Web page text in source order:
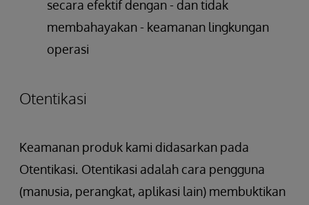
secara efektif dengan - dan tidak
membahayakan - keamanan lingkungan
operasi
Otentikasi
Keamanan produk kami didasarkan pada
Otentikasi. Otentikasi adalah cara pengguna
(manusia, perangkat, aplikasi lain) membuktikan